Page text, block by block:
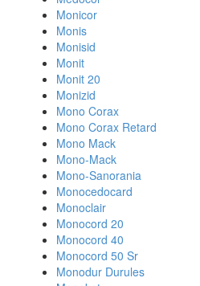
Monicor
Monis
Monisid
Monit
Monit 20
Monizid
Mono Corax
Mono Corax Retard
Mono Mack
Mono-Mack
Mono-Sanorania
Monocedocard
Monoclair
Monocord 20
Monocord 40
Monocord 50 Sr
Monodur Durules